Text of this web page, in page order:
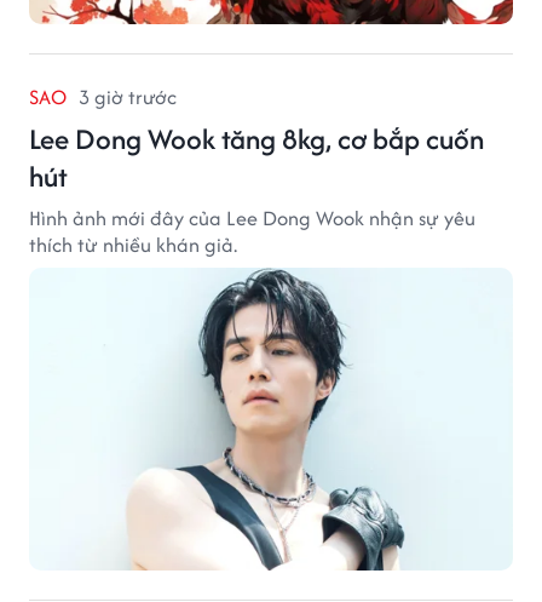
SAO 3 giờ trước
Lee Dong Wook tăng 8kg, cơ bắp cuốn
hút
Hình ảnh mới đây của Lee Dong Wook nhận sự yêu
thích từ nhiều khán giả.